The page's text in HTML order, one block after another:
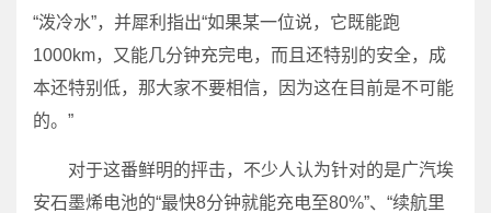
“泼冷水”，并犀利指出“如果某一位说，它既能跑
1000km，又能几分钟充完电，而且还特别的安全，成
本还特别低，那大家不要相信，因为这在目前是不可能
的。”
对于这番鲜明的抨击，不少人认为针对的是广汽埃
安石墨烯电池的“最快8分钟就能充电至80%”、“续航里